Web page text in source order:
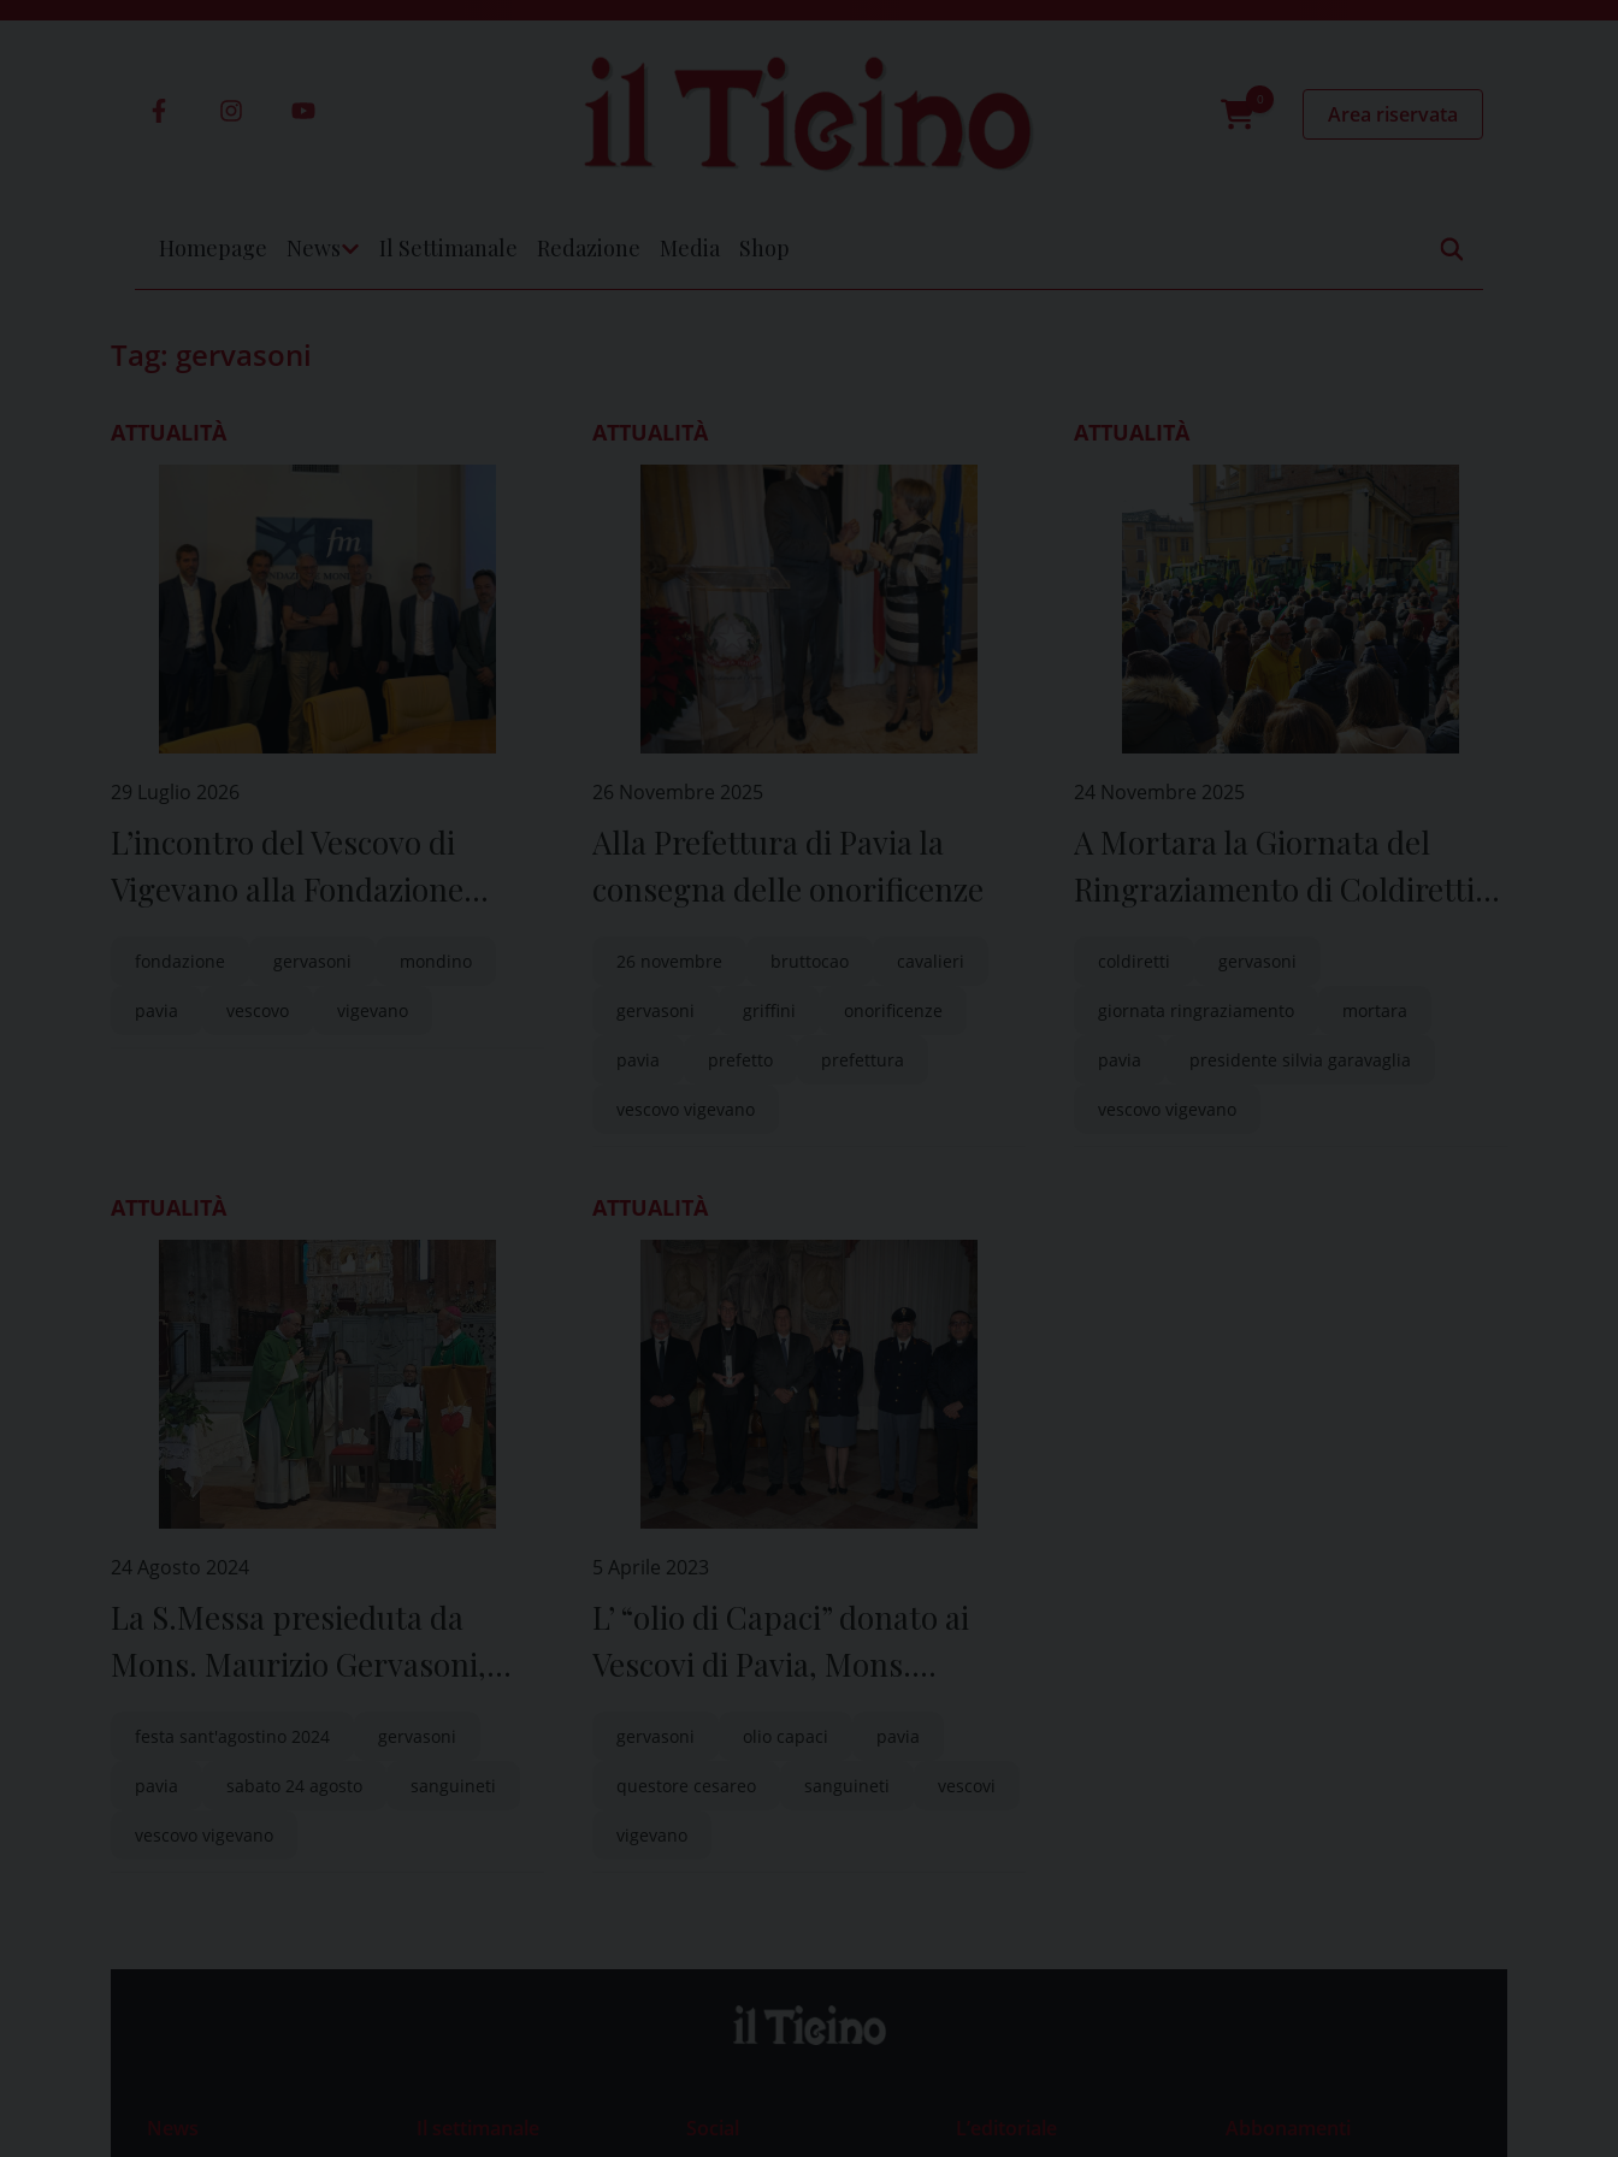
0
Area riservata
Homepage News Il Settimanale Redazione Media Shop
Tag: gervasoni
ATTUALITÀ
29 Luglio 2026
L’incontro del Vescovo di
Vigevano alla Fondazione
fondazione gervasoni mondino
pavia vescovo vigevano
ATTUALITÀ
26 Novembre 2025
Alla Prefettura di Pavia la
consegna delle onorificenze
26 novembre bruttocao cavalieri
gervasoni griffini onorificenze
pavia prefetto prefettura
vescovo vigevano
ATTUALITÀ
24 Novembre 2025
A Mortara la Giornata del
Ringraziamento di Coldiretti
coldiretti gervasoni
giornata ringraziamento mortara
pavia presidente silvia garavaglia
vescovo vigevano
ATTUALITÀ
24 Agosto 2024
La S.Messa presieduta da
Mons. Maurizio Gervasoni,
la Festa di Sant’Agostino 2024
festa sant'agostino 2024 gervasoni
pavia sabato 24 agosto sanguineti
vescovo vigevano
ATTUALITÀ
5 Aprile 2023
L’ “olio di Capaci” donato ai
Vescovi di Pavia, Mons.
Vigevano, Mons. Maurizio
Gervasoni
gervasoni olio capaci pavia
questore cesareo sanguineti vescovi
vigevano
News Il settimanale Social L’editoriale Abbonamenti